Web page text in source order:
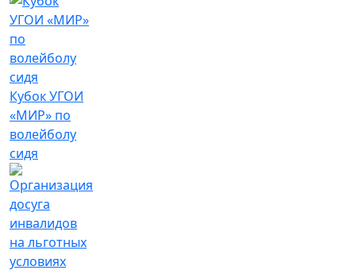
Кубок УГОИ
«МИР» по
волейболу
сидя